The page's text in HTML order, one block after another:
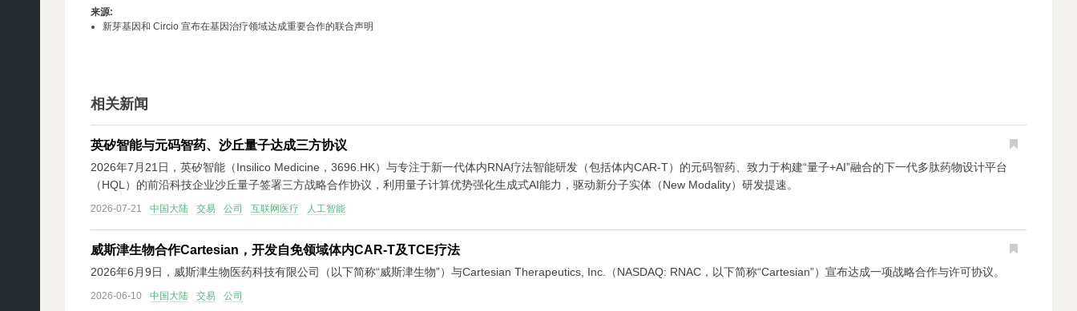
来源:
新芽基因和 Circio 宣布在基因治疗领域达成重要合作的联合声明
相关新闻
英矽智能与元码智药、沙丘量子达成三方协议
2026年7月21日，英矽智能（Insilico Medicine，3696.HK）与专注于新一代体内RNA疗法智能研发（包括体内CAR-T）的元码智药、致力于构建“量子+AI”融合的下一代多肽药物设计平台
（HQL）的前沿科技企业沙丘量子签署三方战略合作协议，利用量子计算优势强化生成式AI能力，驱动新分子实体（New Modality）研发提速。
2026-07-21 中国大陆 交易 公司 互联网医疗 人工智能
威斯津生物合作Cartesian，开发自免领域体内CAR-T及TCE疗法
2026年6月9日，威斯津生物医药科技有限公司（以下简称“威斯津生物”）与Cartesian Therapeutics, Inc.（NASDAQ: RNAC，以下简称“Cartesian”）宣布达成一项战略合作与许可协议。
2026-06-10 中国大陆 交易 公司